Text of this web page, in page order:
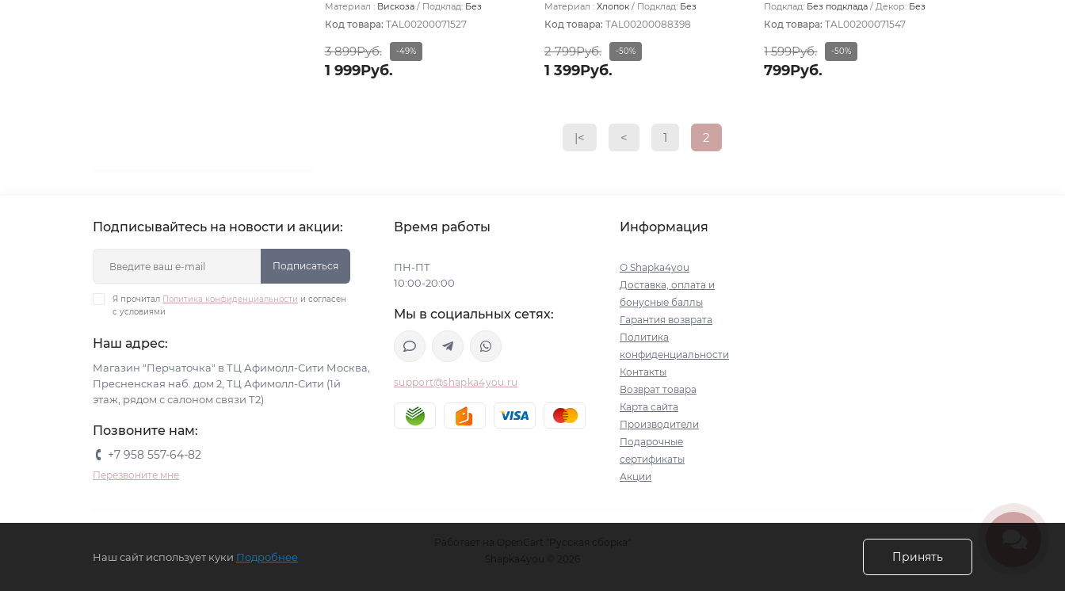
Материал : Вискоза Подклад: Без
Код товара: TAL00200071527
3 899Руб. -49%
1 999Руб.
Материал : Хлопок Подклад: Без
Код товара: TAL00200088398
2 799Руб. -50%
1 399Руб.
Подклад: Без подклада Декор: Без
Код товара:TAL00200071547
1 599Руб. -50%
799Руб.
|< < 1 2
Подписывайтесь на новости и акции:
Подписаться
Я прочитал Политика конфиденциальности и согласен
с условиями
Наш адрес:
Магазин "Перчаточка" в ТЦ Афимолл-Сити Москва,
Пресненская наб. дом 2, ТЦ Афимолл-Сити (1й
этаж, рядом с салоном связи Т2)
Позвоните нам:
+7 958 557-64-82
Перезвоните мне
Время работы
ПН-ПТ
10:00-20:00
Мы в социальных сетях:
support@shapka4you.ru
Информация
О Shapka4you
Доставка, оплата и
бонусные баллы
Гарантия возврата
Политика
конфиденциальности
Контакты
Возврат товара
Карта сайта
Производители
Подарочные
сертификаты
Акции
Наш сайт использует куки Подробнее Принять